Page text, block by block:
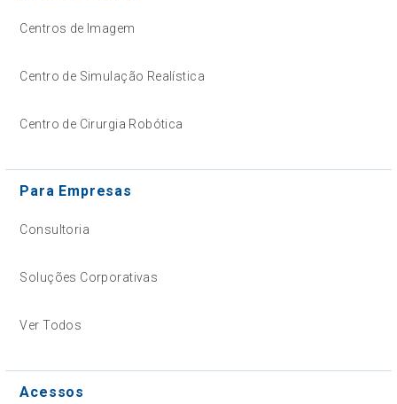
Centros de Imagem
Centro de Simulação Realística
Centro de Cirurgia Robótica
Para Empresas
Consultoria
Soluções Corporativas
Ver Todos
Acessos